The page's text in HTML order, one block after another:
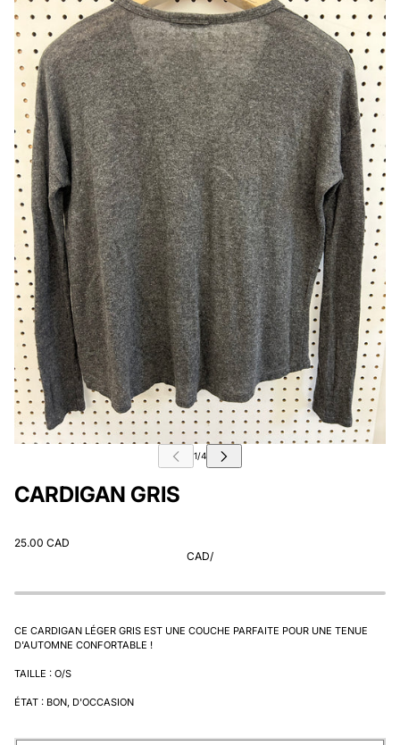
CARDIGAN GRIS
25.00 CAD
CAD/
CE CARDIGAN LÉGER GRIS EST UNE COUCHE PARFAITE POUR UNE TENUE
D'AUTOMNE CONFORTABLE !
TAILLE : O/S
ÉTAT : BON, D'OCCASION